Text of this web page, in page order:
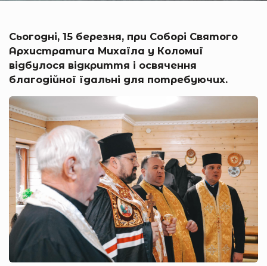
Сьогодні, 15 березня, при Соборі Святого
Архистратига Михаїла у Коломиї
відбулося відкриття і освячення
благодійної їдальні для потребуючих.